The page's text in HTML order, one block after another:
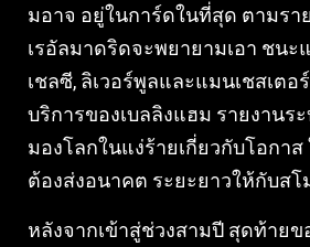
มอาจ อยู่ในการ์ดในที่สุด ตามรา
เรอัลมาดริดจะพยายามเอา ชนะ
เชลซี, ลิเวอร์พูลและแมนเชสเตอ
บริการของเบลลิงแฮม รายงานร
มองโลกในแง่ร้ายเกี่ยวกับโอกาส
ต้องส่งอนาคต ระยะยาวให้กับสโ
หลังจากเข้าสู่ช่วงสามปี สุดท้ายข